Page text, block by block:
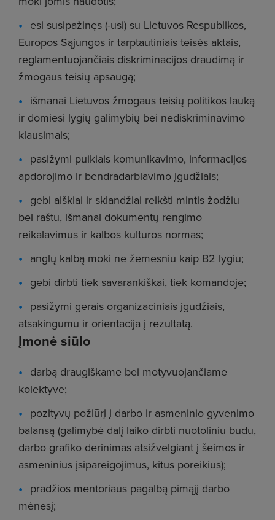
esi susipažinęs (-usi) su Lietuvos Respublikos,
Europos Sąjungos ir tarptautiniais teisės aktais,
reglamentuojančiais diskriminacijos draudimą ir
žmogaus teisių apsaugą;
išmanai Lietuvos žmogaus teisių politikos lauką
ir domiesi lygių galimybių bei nediskriminavimo
klausimais;
pasižymi puikiais komunikavimo, informacijos
apdorojimo ir bendradarbiavimo įgūdžiais;
gebi aiškiai ir sklandžiai reikšti mintis žodžiu
bei raštu, išmanai dokumentų rengimo
reikalavimus ir kalbos kultūros normas;
anglų kalbą moki ne žemesniu kaip B2 lygiu;
gebi dirbti tiek savarankiškai, tiek komandoje;
pasižymi gerais organizaciniais įgūdžiais,
atsakingumu ir orientacija į rezultatą.
Įmonė siūlo
darbą draugiškame bei motyvuojančiame
kolektyve;
pozityvų požiūrį į darbo ir asmeninio gyvenimo
balansą (galimybė dalį laiko dirbti nuotoliniu būdu,
darbo grafiko derinimas atsižvelgiant į šeimos ir
asmeninius įsipareigojimus, kitus poreikius);
pradžios mentoriaus pagalbą pimąjį darbo
mėnesį;